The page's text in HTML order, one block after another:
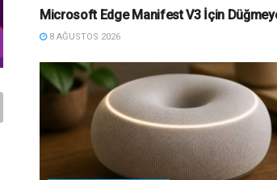
Microsoft Edge Manifest V3 İçin
8 AĞUSTOS 2026